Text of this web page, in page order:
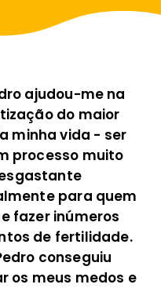
ajudou-me na
do maior
minha vida - ser
processo muito
para quem
fazer inúmeros
de fertilidade.
conseguiu
os meus medos e